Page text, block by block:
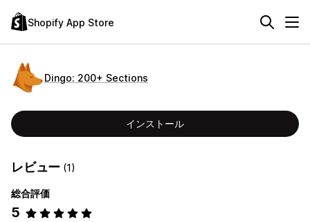
Shopify App Store
Dingo: 200+ Sections
インストール
レビュー (1)
総合評価
5